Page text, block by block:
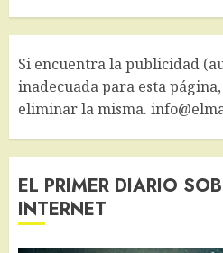
Si encuentra la publicidad
inadecuada para esta
eliminar la misma.
EL PRIMER DIARIO
INTERNET